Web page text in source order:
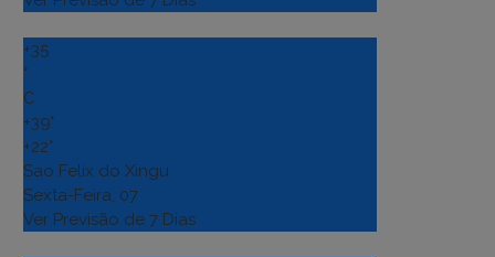
+35
°
C
+39°
+22°
Sao Felix do Xingu
Sexta-Feira, 07
Ver Previsão de 7 Dias